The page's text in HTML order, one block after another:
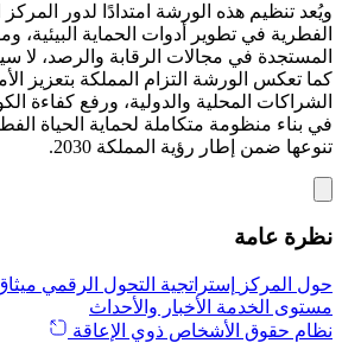
ويُعد تنظيم هذه الورشة امتدادًا لدور المركز
الفطرية في تطوير أدوات الحماية البيئية،
المستجدة في مجالات الرقابة والرصد، لا
كما تعكس الورشة التزام المملكة بتعزيز
الشراكات المحلية والدولية، ورفع كفاءة
في بناء منظومة متكاملة لحماية الحياة
تنوعها ضمن إطار رؤية المملكة 2030.
نظرة عامة
حول المركز إستراتجية التحول الرقمي
مستوى الخدمة الأخبار والأحداث
نظام حقوق الأشخاص ذوي الإعاقة